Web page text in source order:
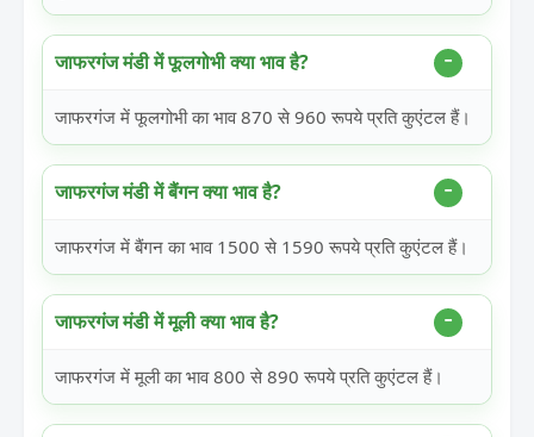
जाफरगंज मंडी में फूलगोभी क्या भाव है?
जाफरगंज में फूलगोभी का भाव 870 से 960 रूपये प्रति कुएंटल हैं।
जाफरगंज मंडी में बैंगन क्या भाव है?
जाफरगंज में बैंगन का भाव 1500 से 1590 रूपये प्रति कुएंटल हैं।
जाफरगंज मंडी में मूली क्या भाव है?
जाफरगंज में मूली का भाव 800 से 890 रूपये प्रति कुएंटल हैं।